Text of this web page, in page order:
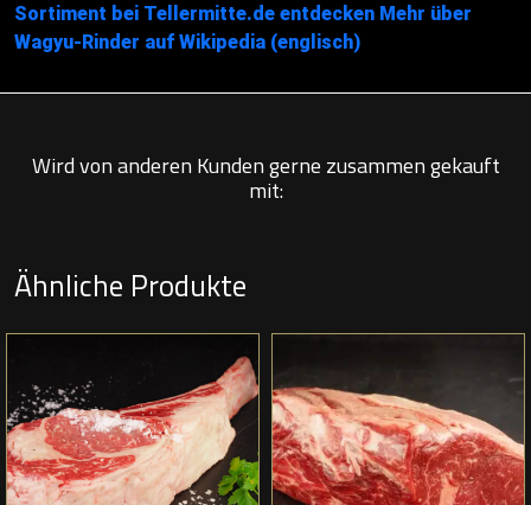
Sortiment bei Tellermitte.de entdecken Mehr über
Wagyu-Rinder auf Wikipedia (englisch)
Wird von anderen Kunden gerne zusammen gekauft
mit:
Ähnliche Produkte